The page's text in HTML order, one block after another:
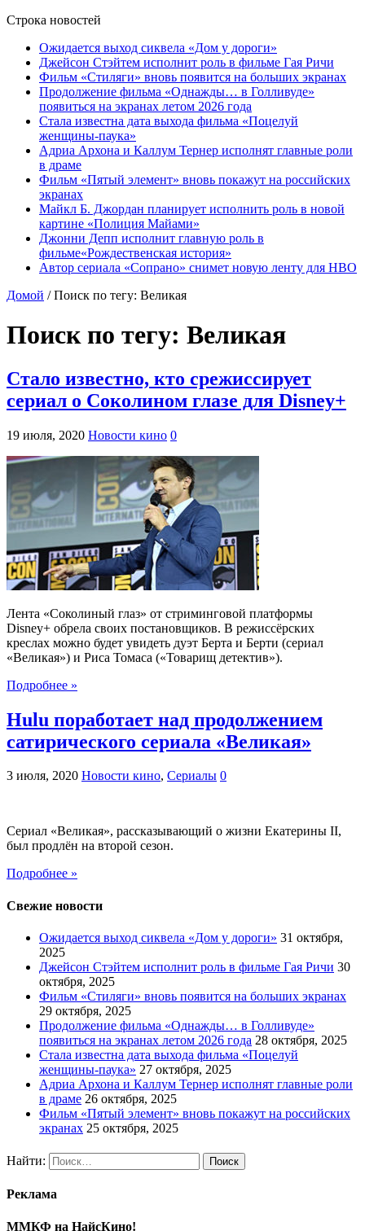
Строка новостей
Ожидается выход сиквела «Дом у дороги»
Джейсон Стэйтем исполнит роль в фильме Гая Ричи
Фильм «Стиляги» вновь появится на больших экранах
Продолжение фильма «Однажды… в Голливуде»
появиться на экранах летом 2026 года
Стала известна дата выхода фильма «Поцелуй
женщины-паука»
Адриа Архона и Каллум Тернер исполнят главные роли
в драме
Фильм «Пятый элемент» вновь покажут на российских
экранах
Майкл Б. Джордан планирует исполнить роль в новой
картине «Полиция Майами»
Джонни Депп исполнит главную роль в
фильме«Рождественская история»
Автор сериала «Сопрано» снимет новую ленту для HBO
Домой / Поиск по тегу: Великая
Поиск по тегу: Великая
Стало известно, кто срежиссирует
сериал о Соколином глазе для Disney+
19 июля, 2020 Новости кино 0
Лента «Соколиный глаз» от стриминговой платформы
Disney+ обрела своих постановщиков. В режиссёрских
креслах можно будет увидеть дуэт Берта и Берти (сериал
«Великая») и Риса Томаса («Товарищ детектив»).
Подробнее »
Hulu поработает над продолжением
сатирического сериала «Великая»
3 июля, 2020 Новости кино, Сериалы 0
Сериал «Великая», рассказывающий о жизни Екатерины II,
был продлён на второй сезон.
Подробнее »
Свежие новости
Ожидается выход сиквела «Дом у дороги» 31 октября,
2025
Джейсон Стэйтем исполнит роль в фильме Гая Ричи 30
октября, 2025
Фильм «Стиляги» вновь появится на больших экранах
29 октября, 2025
Продолжение фильма «Однажды… в Голливуде»
появиться на экранах летом 2026 года 28 октября, 2025
Стала известна дата выхода фильма «Поцелуй
женщины-паука» 27 октября, 2025
Адриа Архона и Каллум Тернер исполнят главные роли
в драме 26 октября, 2025
Фильм «Пятый элемент» вновь покажут на российских
экранах 25 октября, 2025
Найти:
Реклама
ММКФ на НайсКино!